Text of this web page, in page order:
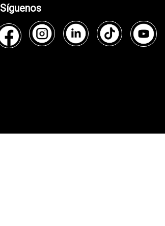
Síguenos